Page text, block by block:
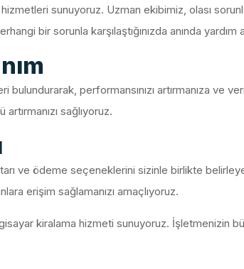
sunuyoruz. Uzman ekibimiz, olası
bir sorunla karşılaştığınızda anında yardım
bulundurarak, performansınızı artırmanıza
sağlıyoruz.
ve ödeme seçeneklerini sizinle birlikte
erişim sağlamanızı amaçlıyoruz.
kiralama hizmeti sunuyoruz. İşletmenizin